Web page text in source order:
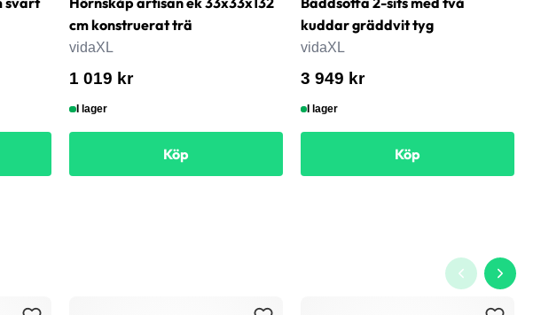
cm konstruerat trä
vidaXL
1 019 kr
I lager
Köp
kuddar gräddvit tyg
vidaXL
3 949 kr
I lager
Köp